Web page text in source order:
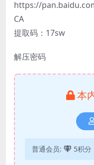
https://
CA
提取码：17sw
解压密码
本
普通会员: 5积分